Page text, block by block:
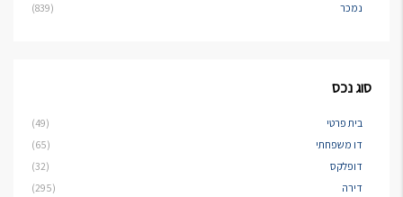
נמכר
(839)
סוג נכס
בית פרטי
(49)
דו משפחתי
(65)
דופלקס
(32)
דירה
(295)